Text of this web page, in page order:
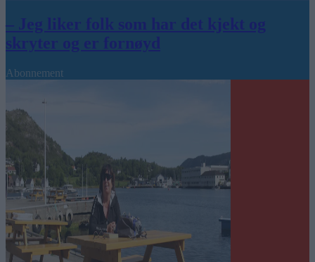
– Jeg liker folk som har det kjekt og
skryter og er fornøyd
Abonnement